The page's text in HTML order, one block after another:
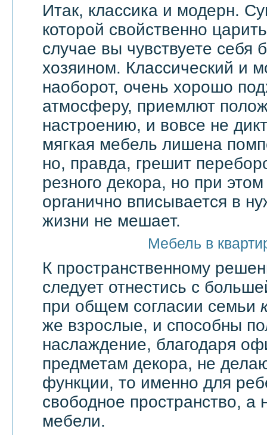
Итак, классика и модерн.
которой свойственно
случае вы чувствуете себя
хозяином. Классический и
наоборот, очень хорошо
атмосферу, приемлют
настроению, и вовсе не
мягкая мебель лишена
но, правда, грешит
резного декора, но при
органично вписывается в
жизни не мешает.
Мебель в
К пространственному
следует отнестись с
при общем согласии семьи
же взрослые, и способны
наслаждение, благодаря
предметам декора, не
функции, то именно для
свободное пространство, а
мебели.